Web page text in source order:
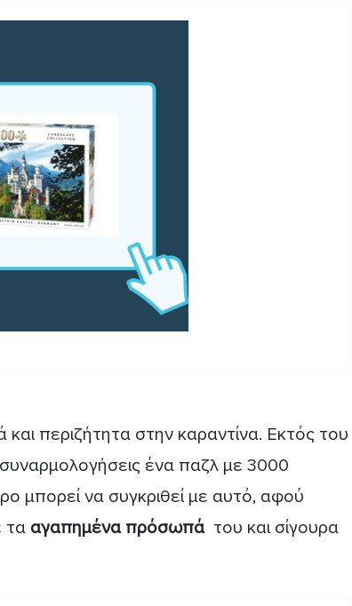
και περιζήτητα στην καραντίνα. Εκτός του
ένα παζλ με 3000
μπορεί να συγκριθεί με αυτό, αφού
τα αγαπημένα πρόσωπά του και σίγουρα